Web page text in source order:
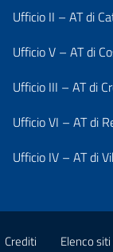
Ufficio II – AT di
Ufficio V – AT di
Ufficio III – AT di
Ufficio VI – AT di
Ufficio IV – AT di
Crediti Elenco